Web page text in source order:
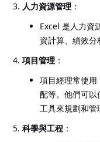
人力資源管理 ：
Excel 是人力資
資計算、績效分
項目管理 ：
項目經理常使
配等。他們可
工具來規劃和管
科學與工程 ：